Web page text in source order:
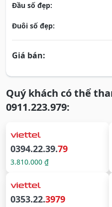
Đầu số đẹp:
Đuôi số đẹp:
Giá bán:
Quý khách có thể
0911.223.979:
0394.22.39.79
3.810.000 ₫
0353.22.3979